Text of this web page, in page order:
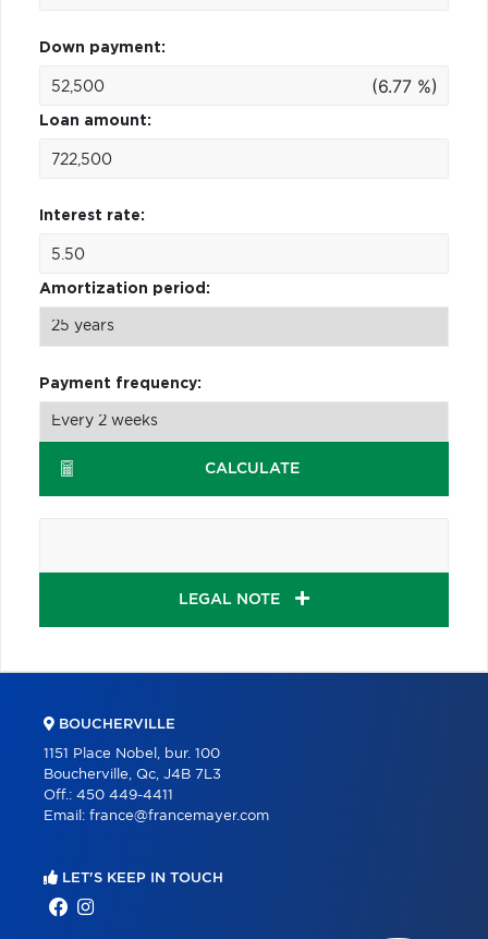
Down payment:
(6.77 %)
Loan amount:
Interest rate:
Amortization period:
Payment frequency:
CALCULATE
LEGAL NOTE
BOUCHERVILLE
1151 Place Nobel, bur. 100
Boucherville, Qc, J4B 7L3
Off.: 450 449-4411
Email: france@francemayer.com
LET'S KEEP IN TOUCH